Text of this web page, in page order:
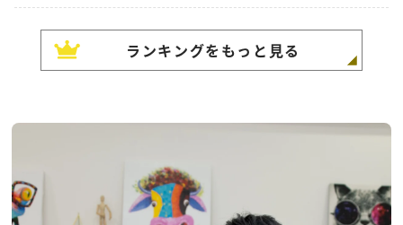
ランキングをもっと見る